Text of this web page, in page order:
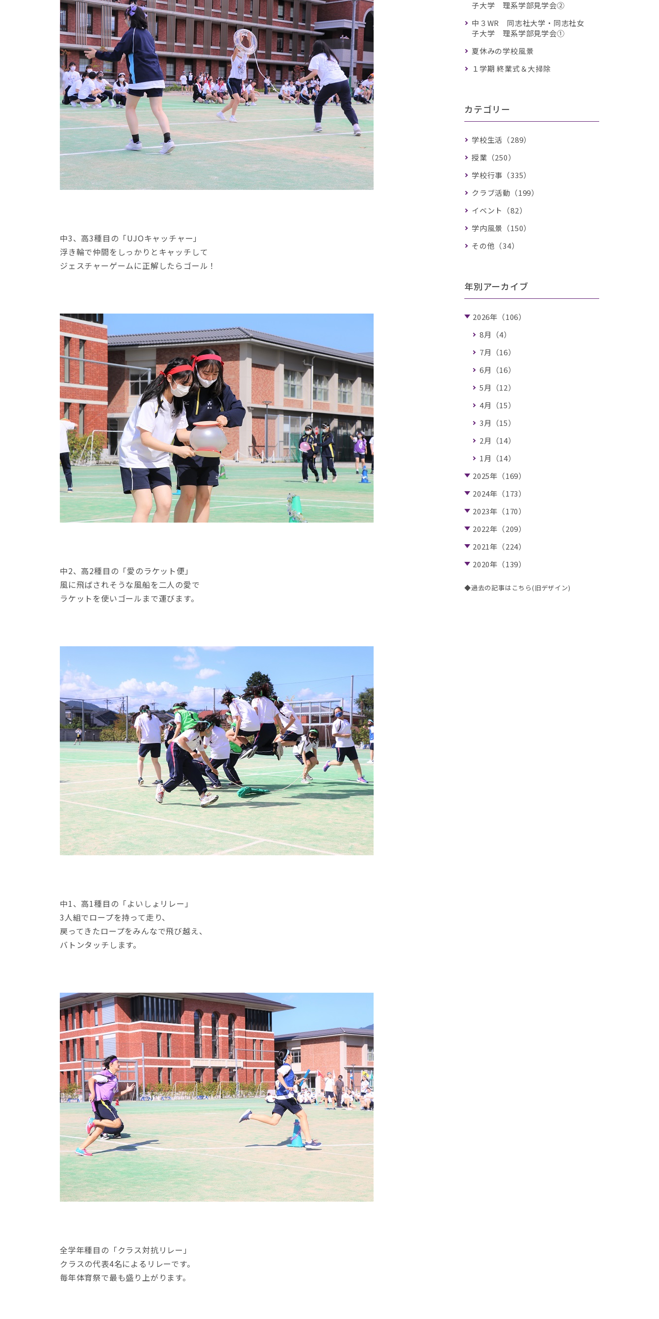
中3、高3種目の「UJOキャッチャー」
浮き輪で仲間をしっかりとキャッチして
ジェスチャーゲームに正解したらゴール！
中2、高2種目の「愛のラケット便」
風に飛ばされそうな風船を二人の愛で
ラケットを使いゴールまで運びます。
中1、高1種目の「よいしょリレー」
3人組でロープを持って走り、
戻ってきたロープをみんなで飛び越え、
バトンタッチします。
全学年種目の「クラス対抗リレー」
クラスの代表4名によるリレーです。
毎年体育祭で最も盛り上がります。
子大学 理系学部見学会②
中３WR 同志社大学・同志社女
子大学 理系学部見学会①
夏休みの学校風景
１学期 終業式＆大掃除
カテゴリー
学校生活（289）
授業（250）
学校行事（335）
クラブ活動（199）
イベント（82）
学内風景（150）
その他（34）
年別アーカイブ
2026年（106）
8月（4）
7月（16）
6月（16）
5月（12）
4月（15）
3月（15）
2月（14）
1月（14）
2025年（169）
2024年（173）
2023年（170）
2022年（209）
2021年（224）
2020年（139）
◆過去の記事はこちら(旧デザイン)